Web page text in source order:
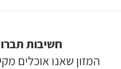
חשיבות
המזון שאנו אוכלים